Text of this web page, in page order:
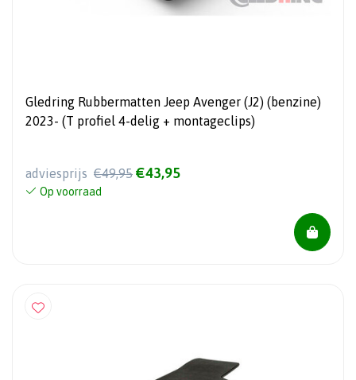
Gledring Rubbermatten Jeep Avenger (J2) (benzine)
2023- (T profiel 4-delig + montageclips)
adviesprijs €49,95 €43,95
Op voorraad